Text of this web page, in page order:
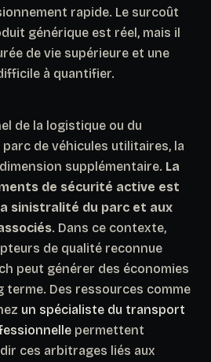
rapide. Le surcoût
générique est réel, mais il
de vie supérieure et une
à quantifier.
de la logistique ou du
de véhicules utilitaires, la
supplémentaire. La
de sécurité active est
sinistralité du parc et aux
. Dans ce contexte,
de qualité reconnue
peut générer des économies
terme. Des ressources comme
un spécialiste du transport
permettent
ces arbitrages liés aux